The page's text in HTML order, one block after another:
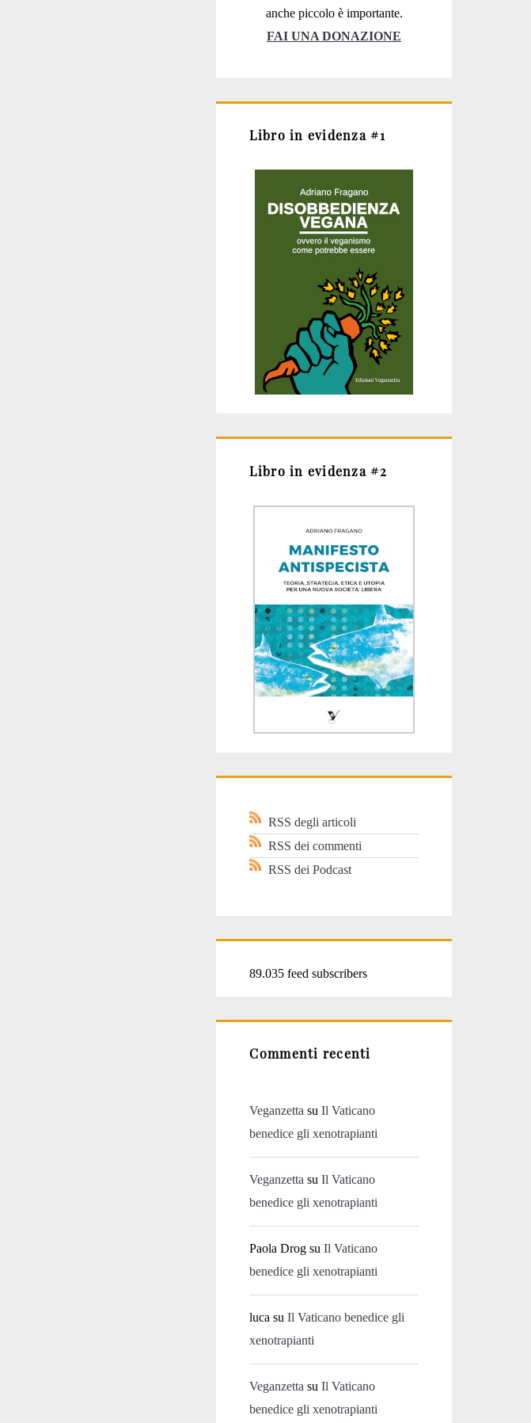
anche piccolo è importante.
FAI UNA DONAZIONE
Libro in evidenza #1
Libro in evidenza #2
RSS degli articoli
RSS dei commenti
RSS dei Podcast
89.035 feed subscribers
Commenti recenti
Veganzetta suIl Vaticano
benedice gli xenotrapianti
Veganzetta suIl Vaticano
benedice gli xenotrapianti
Paola Drog suIl Vaticano
benedice gli xenotrapianti
luca suIl Vaticano benedice gli
xenotrapianti
Veganzetta suIl Vaticano
benedice gli xenotrapianti